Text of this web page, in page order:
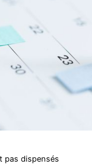
pas dispensés